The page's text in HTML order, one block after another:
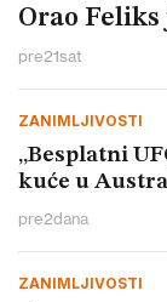
Orao Feliks
pre21sat
ZANIMLJIVOSTI
„Besplatni
kuće u
pre2dana
ZANIMLJIVOSTI